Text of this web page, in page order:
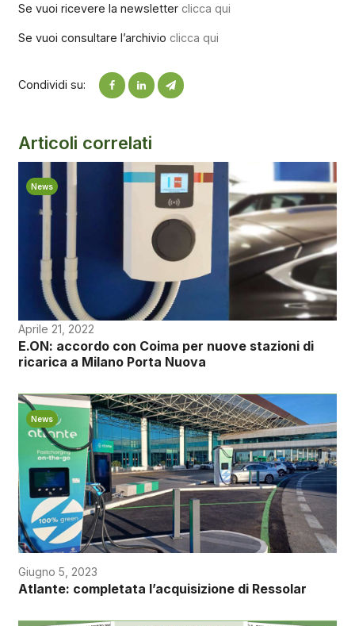
Se vuoi ricevere la newsletter clicca qui
Se vuoi consultare l’archivio clicca qui
Condividi su:
Articoli correlati
News
Aprile 21, 2022
E.ON: accordo con Coima per nuove stazioni di
ricarica a Milano Porta Nuova
News
Giugno 5, 2023
Atlante: completata l’acquisizione di Ressolar